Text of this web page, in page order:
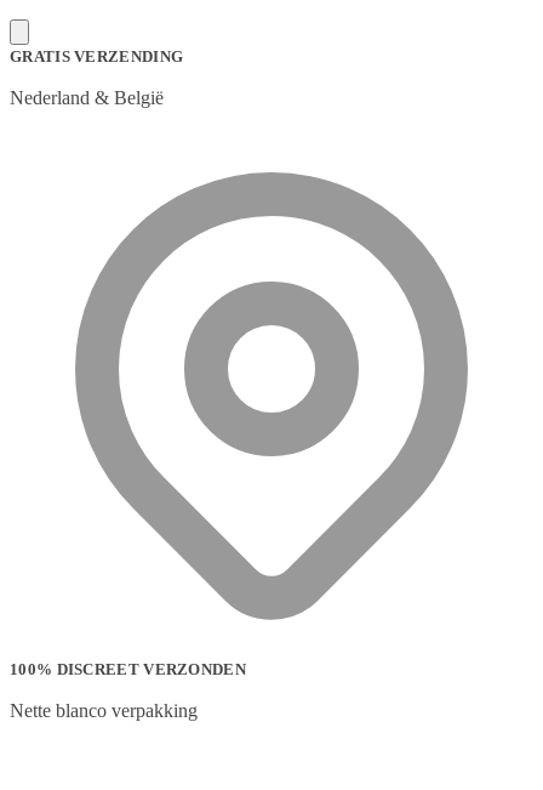
GRATIS VERZENDING
Nederland & België
100% DISCREET VERZONDEN
Nette blanco verpakking